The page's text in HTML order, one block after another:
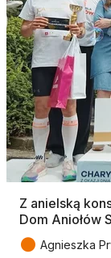
Z anielską
Dom Aniołów
● Agnieszka